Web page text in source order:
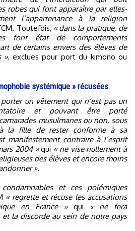
robes qui font apparaître par elles-
l’appartenance à la religion
Toutefois, « dans la pratique, de
font état de comportements
de certains envers des élèves de
», exclues pour port du kimono ou
systémique » récusées
un vêtement qui n’est pas un
et pouvant être porté
musulmanes ou non, sous
la fille de rester conforme à sa
manifestement contraire à l’esprit
2004 »qui « ne vise nullement à
des élèves et encore moins
».
et ces polémiques
« regrette et récuse les accusations
en France »qui
« ne fera
et la discorde au sein de notre pays